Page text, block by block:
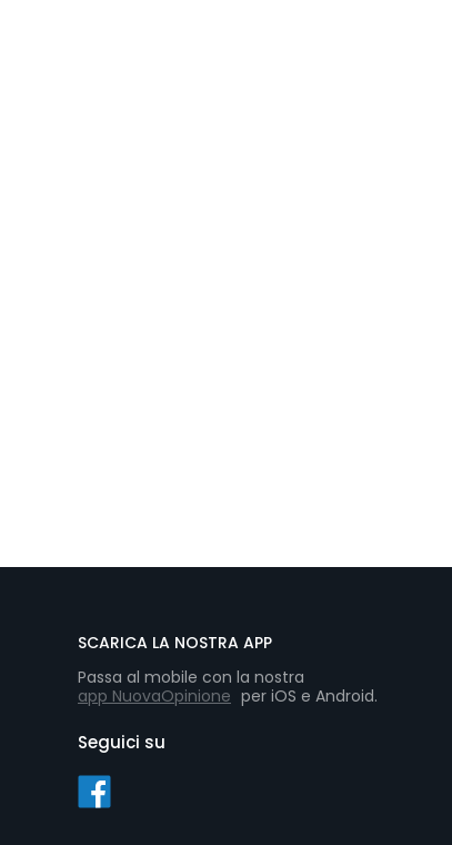
SCARICA LA NOSTRA APP
Passa al mobile con la nostra
app NuovaOpinione per iOS e Android.
Seguici su